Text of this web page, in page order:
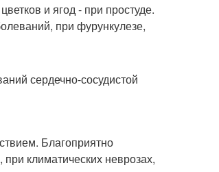
и ягод - при простуде.
при фурункулезе,
сердечно-сосудистой
Благоприятно
климатических неврозах,